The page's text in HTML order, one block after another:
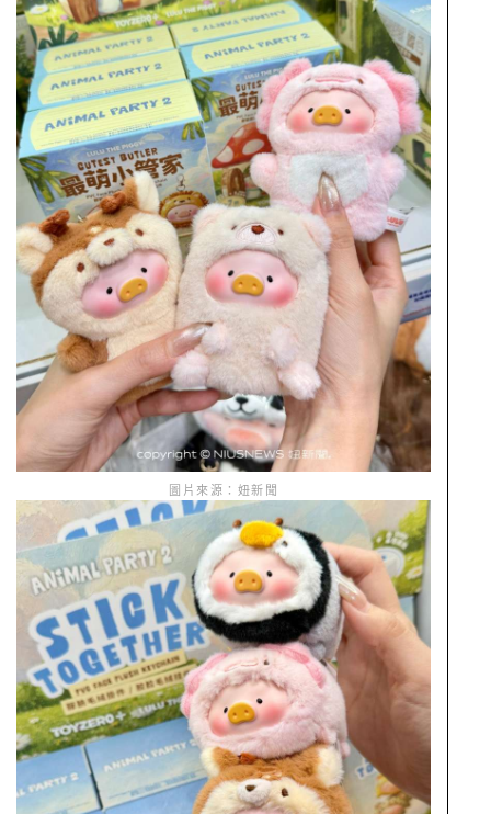
圖片來源：妞新聞